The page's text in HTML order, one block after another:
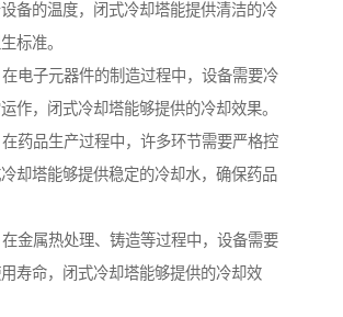
备的温度，闭式冷却塔能提供清洁的冷
标准。
电子元器件的制造过程中，设备需要冷
作，闭式冷却塔能够提供的冷却效果。
药品生产过程中，许多环节需要严格控
却塔能够提供稳定的冷却水，确保药品
金属热处理、铸造等过程中，设备需要
寿命，闭式冷却塔能够提供的冷却效